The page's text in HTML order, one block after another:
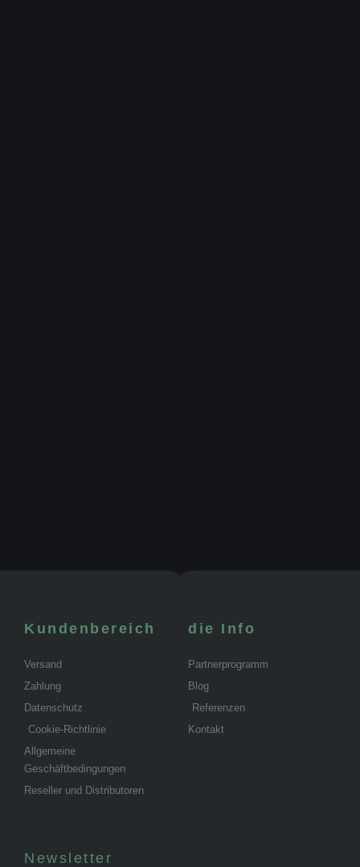
Kundenbereich
Versand
Zahlung
Datenschutz
Cookie-Richtlinie
Allgemeine
Geschäftbedingungen
Reseller und Distributoren
die Info
Partnerprogramm
Blog
Referenzen
Kontakt
Newsletter